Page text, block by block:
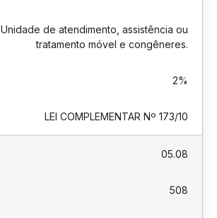
Unidade de atendimento, assistência ou
tratamento móvel e congêneres.
2%
LEI COMPLEMENTAR Nº 173/10
05.08
508